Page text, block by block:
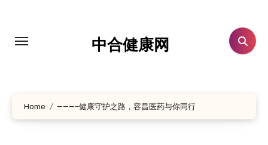
中合健康网
Home ———–健康守护之路，容昌医药与你同行